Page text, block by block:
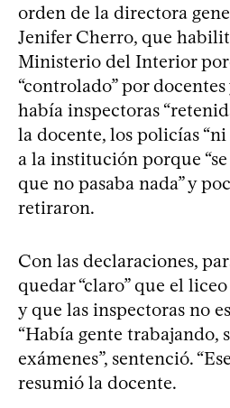
orden de la directora
Jenifer Cherro, que
Ministerio del Interior
“controlado” por
había inspectoras
la docente, los policías
a la institución porque
que no pasaba nada” y
retiraron.
Con las declaraciones,
quedar “claro” que el
y que las inspectoras no
“Había gente trabajando,
exámenes”, sentenció.
resumió la docente.